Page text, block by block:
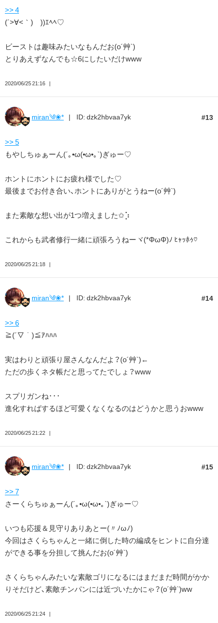
>> 4
(´>∀<｀)ゝ))ｴﾍﾍ♡
ビーストは趣味みたいなもんだお(o´艸`)
とりあえずなんでも☆6にしたいだけwww
2020/06/25 21:16
13
miran༄❀* ID: dzk2hbvaa7yk
>> 5
もやしちゅぁーん(´｡•ω(•ω•｡`)ぎゅー♡
ホントにホントにお疲れ様でした♡
最後までお付き合い、ホントにありがとうねー(o´艸`)
また素敵な想い出が1つ増えました✩⡱
これからも武者修行一緒に頑張ろうねーヾ(*ΦωΦ)ﾉ ﾋｬｯﾎｩ♡
2020/06/25 21:18
14
miran༄❀* ID: dzk2hbvaa7yk
>> 6
≧(´▽｀)≦ｱﾊﾊﾊ
実はわりと頑張り屋さんなんだよ？(o´艸`)←
ただの歩くネタ帳だと思ってたでしょ？www
スプリガンね･･･
進化すればするほど可愛くなくなるのはどうかと思うおwww
2020/06/25 21:22
15
miran༄❀* ID: dzk2hbvaa7yk
>> 7
さーくらちゅぁーん(´｡•ω(•ω•｡`)ぎゅー♡
いつも応援＆見守りありあとー(〃ﾉωﾉ)
今回はさくらちゃんと一緒に倒した時の編成をヒントに自分達
ができる事を分担して挑んだお(o´艸`)
さくらちゃんみたいな素敵ゴリになるにはまだまだ時間がかか
りそだけど、素敵チンパンには近づいたかにゃ？(o´艸`)ww
2020/06/25 21:24